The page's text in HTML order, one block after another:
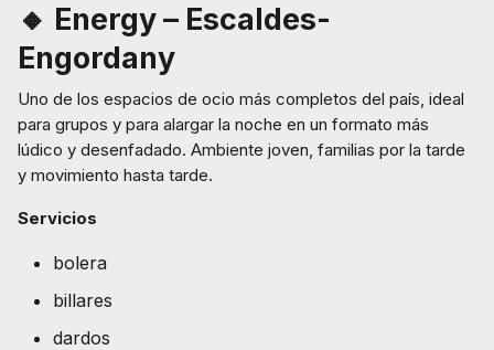
🔸 Energy – Escaldes-
Engordany
Uno de los espacios de ocio más completos del país, ideal
para grupos y para alargar la noche en un formato más
lúdico y desenfadado. Ambiente joven, familias por la tarde
y movimiento hasta tarde.
Servicios
bolera
billares
dardos